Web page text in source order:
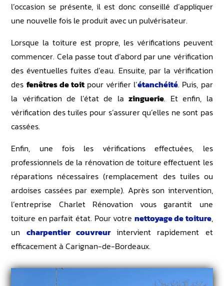
l’occasion se présente, il est donc conseillé d’appliquer
une nouvelle fois le produit avec un pulvérisateur.
Lorsque la toiture est propre, les vérifications peuvent
commencer. Cela passe tout d’abord par une vérification
des éventuelles fuites d’eau. Ensuite, par la vérification
des fenêtres de toitpour vérifier l’étanchéité. Puis, par
la vérification de l’état de lazinguerie. Et enfin, la
vérification des tuiles pour s’assurer qu’elles ne sont pas
cassées.
Enfin, une fois les vérifications effectuées, les
professionnels de la rénovation de toiture effectuent les
réparations nécessaires (remplacement des tuiles ou
ardoises cassées par exemple). Après son intervention,
l’entreprise Charlet Rénovation vous garantit une
toiture en parfait état. Pour votre nettoyage de toiture,
un charpentier couvreur intervient rapidement et
efficacement à Carignan-de-Bordeaux.